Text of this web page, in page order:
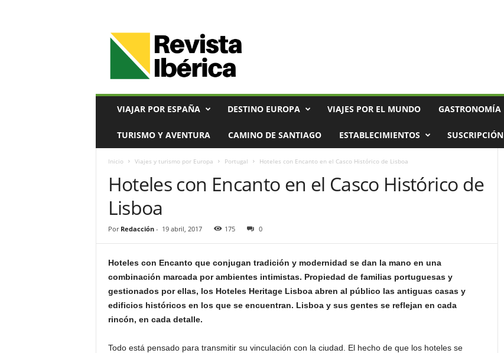
VIAJAR POR ESPAÑA DESTINO EUROPA VIAJES POR EL MUNDO GASTRONOMÍA
TURISMO Y AVENTURA CAMINO DE SANTIAGO ESTABLECIMIENTOS SUSCRIPCIÓN
Inicio Viajes y turismo por Europa Portugal Hoteles con Encanto en el Casco Histórico de Lisboa
Hoteles con Encanto en el Casco Histórico de
Lisboa
Por Redacción- 19 abril, 2017 175 0
Hoteles con Encanto que conjugan tradición y modernidad se dan la mano en una
combinación marcada por ambientes intimistas. Propiedad de familias portuguesas y
gestionados por ellas, los Hoteles Heritage Lisboa abren al público las antiguas casas y
edificios históricos en los que se encuentran. Lisboa y sus gentes se reflejan en cada
rincón, en cada detalle.
Todo está pensado para transmitir su vinculación con la ciudad. El hecho de que los hoteles se